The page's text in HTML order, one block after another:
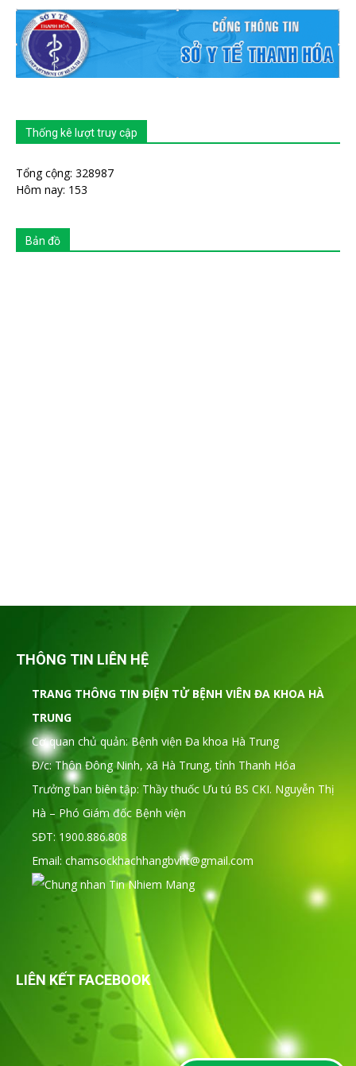
Thống kê lượt truy cập
Tổng cộng: 328987
Hôm nay: 153
Bản đồ
THÔNG TIN LIÊN HỆ
TRANG THÔNG TIN ĐIỆN TỬ BỆNH VIÊN ĐA KHOA HÀ
TRUNG
Cơ quan chủ quản: Bệnh viện Đa khoa Hà Trung
Đ/c: Thôn Đông Ninh, xã Hà Trung, tỉnh Thanh Hóa
Trưởng ban biên tập: Thầy thuốc Ưu tú BS CKI. Nguyễn Thị
Hà – Phó Giám đốc Bệnh viện
SĐT: 1900.886.808
Email: chamsockhachhangbvht@gmail.com
LIÊN KẾT FACEBOOK